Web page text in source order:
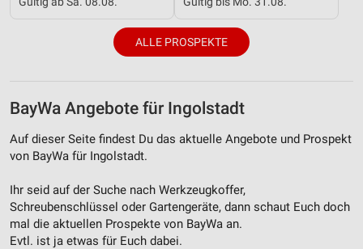
ALLE PROSPEKTE
BayWa Angebote für Ingolstadt
Auf dieser Seite findest Du das aktuelle Angebote und Prospekt
von BayWa für Ingolstadt.
Ihr seid auf der Suche nach Werkzeugkoffer,
Schreubenschlüssel oder Gartengeräte, dann schaut Euch doch
mal die aktuellen Prospekte von BayWa an.
Evtl. ist ja etwas für Euch dabei.
Werbung